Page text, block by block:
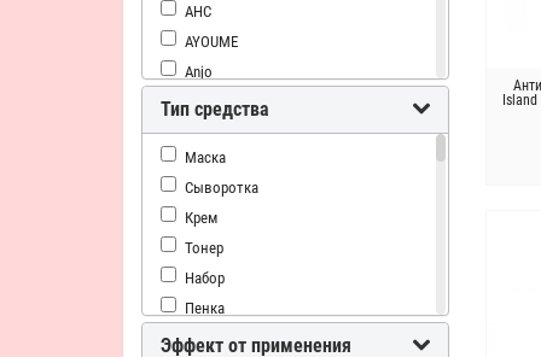
AHC
AYOUME
Anjo
Anskin
Aperire
Aronyx
Asiakiss
Atopalm
BCL
BIOmax
Bergamo
Berrisom
Тип средства
Маска
Сыворотка
Крем
Тонер
Набор
Пенка
Альгинатная маска
Эффект от применения